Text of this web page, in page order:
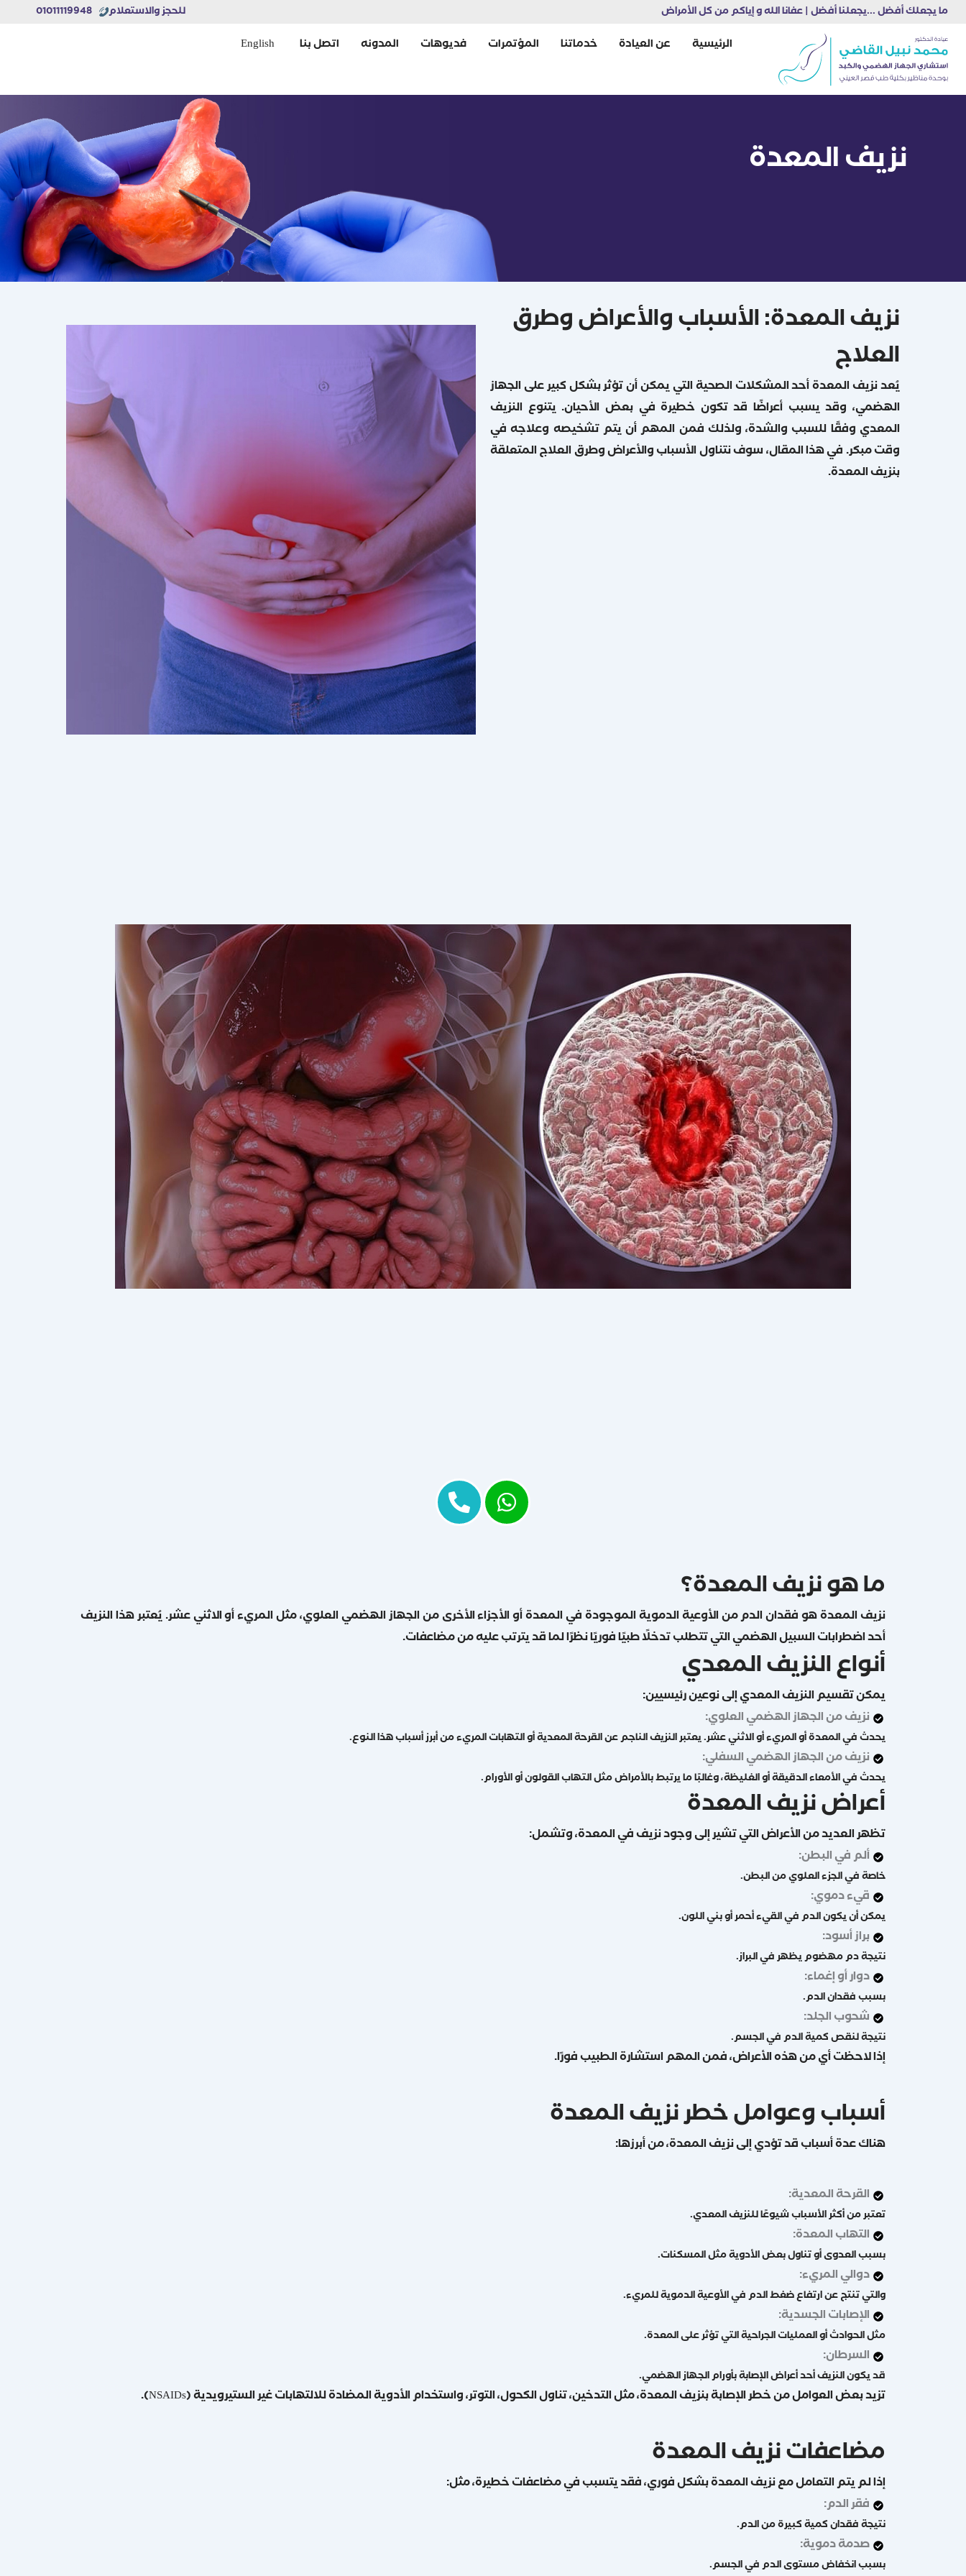
تخطي
المحتوى
ما يجعلك أفضل ...يجعلنا أفضل | عفانا الله و إياكم من كل الأمراض للحجز والاستعلام 01011119948
الرئيسية عن العيادة خدماتنا المؤتمرات فديوهات المدونه اتصل بنا English
نزيف المعدة
نزيف المعدة: الأسباب والأعراض وطرق
العلاج
يُعد نزيف المعدة أحد المشكلات الصحية التي يمكن أن تؤثر بشكل كبير على الجهاز
الهضمي، وقد يسبب أعراضًا قد تكون خطيرة في بعض الأحيان. يتنوع النزيف
المعدي وفقًا للسبب والشدة، ولذلك فمن المهم أن يتم تشخيصه وعلاجه في
وقت مبكر. في هذا المقال، سوف نتناول الأسباب والأعراض وطرق العلاج المتعلقة
بنزيف المعدة.
ما هو نزيف المعدة؟
نزيف المعدة هو فقدان الدم من الأوعية الدموية الموجودة في المعدة أو الأجزاء الأخرى من الجهاز الهضمي العلوي، مثل المريء أو الاثني عشر. يُعتبر هذا النزيف
أحد اضطرابات السبيل الهضمي التي تتطلب تدخلًا طبيًا فوريًا نظرًا لما قد يترتب عليه من مضاعفات.
أنواع النزيف المعدي
يمكن تقسيم النزيف المعدي إلى نوعين رئيسيين:
نزيف من الجهاز الهضمي العلوي:
يحدث في المعدة أو المريء أو الاثني عشر. يعتبر النزيف الناجم عن القرحة المعدية أو التهابات المريء من أبرز أسباب هذا النوع.
نزيف من الجهاز الهضمي السفلي:
يحدث في الأمعاء الدقيقة أو الغليظة، وغالبًا ما يرتبط بالأمراض مثل التهاب القولون أو الأورام.
أعراض نزيف المعدة
تظهر العديد من الأعراض التي تشير إلى وجود نزيف في المعدة، وتشمل:
ألم في البطن:
خاصة في الجزء العلوي من البطن.
قيء دموي:
يمكن أن يكون الدم في القيء أحمر أو بني اللون.
براز أسود:
نتيجة دم مهضوم يظهر في البراز.
دوار أو إغماء:
بسبب فقدان الدم.
شحوب الجلد:
نتيجة لنقص كمية الدم في الجسم.
إذا لاحظت أي من هذه الأعراض، فمن المهم استشارة الطبيب فورًا.
أسباب وعوامل خطر نزيف المعدة
هناك عدة أسباب قد تؤدي إلى نزيف المعدة، من أبرزها:
القرحة المعدية:
تعتبر من أكثر الأسباب شيوعًا للنزيف المعدي.
التهاب المعدة:
بسبب العدوى أو تناول بعض الأدوية مثل المسكنات.
دوالي المريء:
والتي تنتج عن ارتفاع ضغط الدم في الأوعية الدموية للمريء.
الإصابات الجسدية:
مثل الحوادث أو العمليات الجراحية التي تؤثر على المعدة.
السرطان:
قد يكون النزيف أحد أعراض الإصابة بأورام الجهاز الهضمي.
تزيد بعض العوامل من خطر الإصابة بنزيف المعدة، مثل التدخين، تناول الكحول، التوتر، واستخدام الأدوية المضادة للالتهابات غير الستيرويدية (NSAIDs).
مضاعفات نزيف المعدة
إذا لم يتم التعامل مع نزيف المعدة بشكل فوري، فقد يتسبب في مضاعفات خطيرة، مثل:
فقر الدم:
نتيجة فقدان كمية كبيرة من الدم.
صدمة دموية:
بسبب انخفاض مستوى الدم في الجسم.